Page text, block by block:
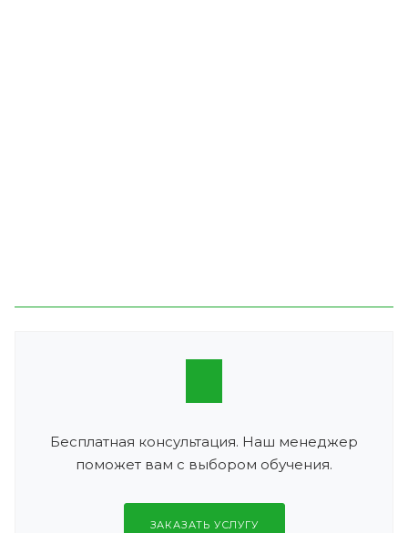
Бесплатная консультация. Наш менеджер
поможет вам с выбором обучения.
ЗАКАЗАТЬ УСЛУГУ